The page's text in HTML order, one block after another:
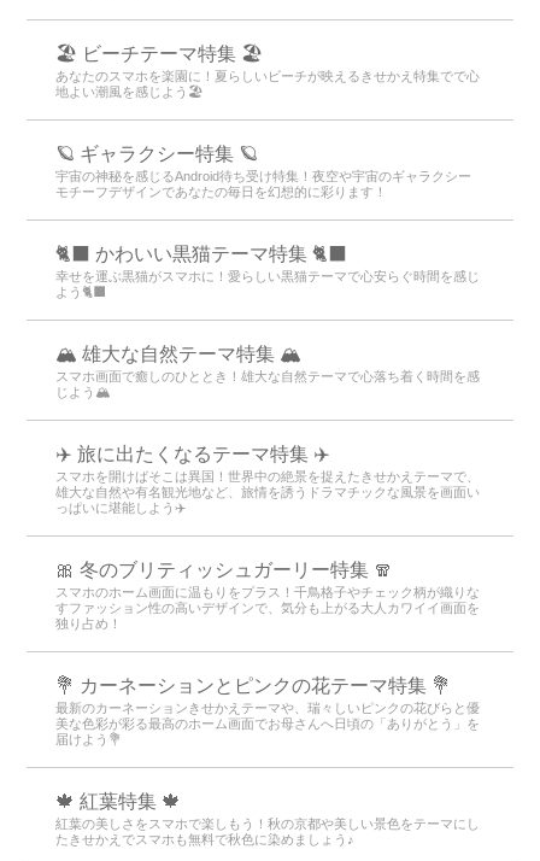
🏖 ビーチテーマ特集 🏖
あなたのスマホを楽園に！夏らしいビーチが映えるきせかえ特集でで心
地よい潮風を感じよう🏖
🪐 ギャラクシー特集 🪐
宇宙の神秘を感じるAndroid待ち受け特集！夜空や宇宙のギャラクシー
モチーフデザインであなたの毎日を幻想的に彩ります！
🐈‍⬛ かわいい黒猫テーマ特集 🐈‍⬛
幸せを運ぶ黒猫がスマホに！愛らしい黒猫テーマで心安らぐ時間を感じ
よう🐈‍⬛
🏔️ 雄大な自然テーマ特集 🏔️
スマホ画面で癒しのひととき！雄大な自然テーマで心落ち着く時間を感
じよう🏔️
✈️ 旅に出たくなるテーマ特集 ✈️
スマホを開けばそこは異国！世界中の絶景を捉えたきせかえテーマで、
雄大な自然や有名観光地など、旅情を誘うドラマチックな風景を画面い
っぱいに堪能しよう✈️
🎀 冬のブリティッシュガーリー特集 🧣
スマホのホーム画面に温もりをプラス！千鳥格子やチェック柄が織りな
すファッション性の高いデザインで、気分も上がる大人カワイイ画面を
独り占め！
💐 カーネーションとピンクの花テーマ特集 💐
最新のカーネーションきせかえテーマや、瑞々しいピンクの花びらと優
美な色彩が彩る最高のホーム画面でお母さんへ日頃の「ありがとう」を
届けよう💐
🍁 紅葉特集 🍁
紅葉の美しさをスマホで楽しもう！秋の京都や美しい景色をテーマにし
たきせかえでスマホも無料で秋色に染めましょう♪